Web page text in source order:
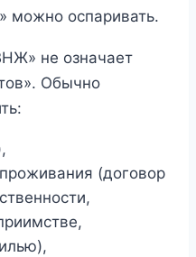
можно оспаривать.
не означает
Обычно
(договор